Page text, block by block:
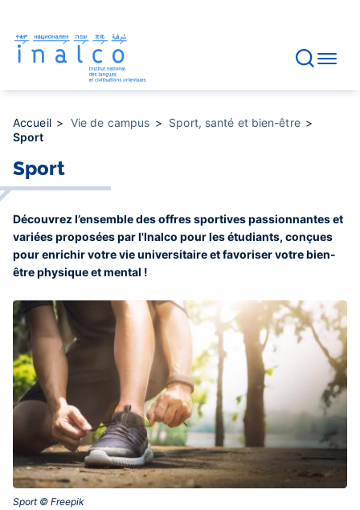
contenu
principal
Accueil Vie de campus
Sport, santé et bien-être
Sport
Sport
Découvrez l’ensemble des offres sportives passionnantes et
variées proposées par l'Inalco pour les étudiants, conçues
pour enrichir votre vie universitaire et favoriser votre bien-
être physique et mental !
Sport © Freepik‎